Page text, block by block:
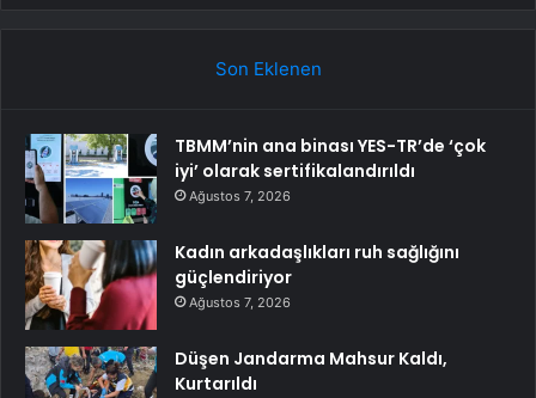
Son Eklenen
TBMM’nin ana binası YES-TR’de ‘çok
iyi’ olarak sertifikalandırıldı
Ağustos 7, 2026
Kadın arkadaşlıkları ruh sağlığını
güçlendiriyor
Ağustos 7, 2026
Düşen Jandarma Mahsur Kaldı,
Kurtarıldı